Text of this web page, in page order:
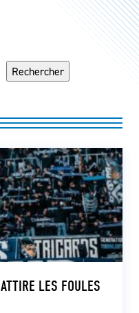
Rechercher
LES FOULES